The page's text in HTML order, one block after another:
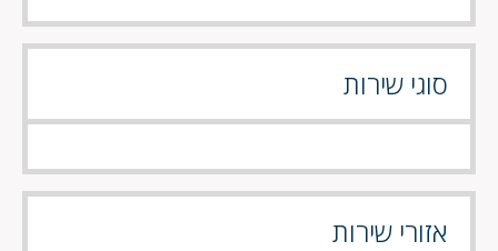
סוגי שירות
אזורי שירות